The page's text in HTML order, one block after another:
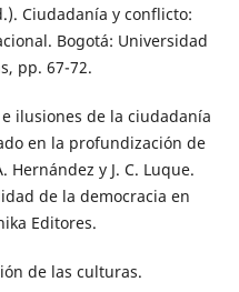
Ciudadanía y conflicto:
Bogotá: Universidad
pp. 67-72.
e ilusiones de la ciudadanía
en la profundización de
Hernández y J. C. Luque.
de la democracia en
Editores.
de las culturas.